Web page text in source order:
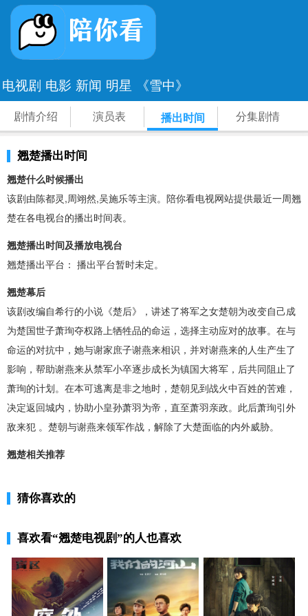
电视剧 电影 新闻 明星 《雪中》
剧情介绍 演员表 播出时间 分集剧情
翘楚播出时间
翘楚什么时候播出
该剧由陈都灵,周翊然,吴施乐等主演。陪你看电视网站提供最近一周翘
楚在各电视台的播出时间表。
翘楚播出时间及播放电视台
翘楚播出平台： 播出平台暂时未定。
翘楚幕后
该剧改编自希行的小说《楚后》，讲述了将军之女楚朝为改变自己成
为楚国世子萧珣夺权路上牺牲品的命运，选择主动应对的故事。在与
命运的对抗中，她与谢家庶子谢燕来相识，并对谢燕来的人生产生了
影响，帮助谢燕来从禁军小卒逐步成长为镇国大将军，后共同阻止了
萧珣的计划。在本可逃离是非之地时，楚朝见到战火中百姓的苦难，
决定返回城内，协助小皇孙萧羽为帝，直至萧羽亲政。此后萧珣引外
敌来犯 。楚朝与谢燕来领军作战，解除了大楚面临的内外威胁。
翘楚相关推荐
猜你喜欢的
喜欢看“翘楚电视剧”的人也喜欢